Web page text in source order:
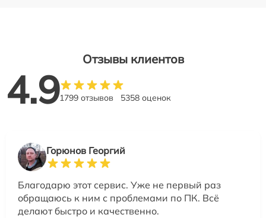
Отзывы клиентов
4.91799 отзывов 5358 оценок
Горюнов Георгий
Благодарю этот сервис. Уже не первый раз
обращаюсь к ним с проблемами по ПК. Всё
делают быстро и качественно.